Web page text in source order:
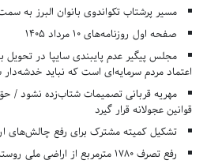
مسیر پرشتاب تکواندوی بانوان البرز به
صفحه اول روزنامه‌های 10 مرداد 1405
مجلس پیگیر عدم پایبندی سایپا در
اعتماد مردم سرمایه‌ای است که نباید
مهریه قربانی تصمیمات شتاب‌زده نشود /
قوانین عجولانه قرار گیرد
تشکیل کمیته مشترک برای رفع چالش‌های
رفع تصرف ۱۷۸۰ مترمربع از اراضی ملی روستای سرودار کرج